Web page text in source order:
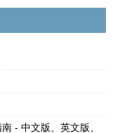
- 中文版、英文版、